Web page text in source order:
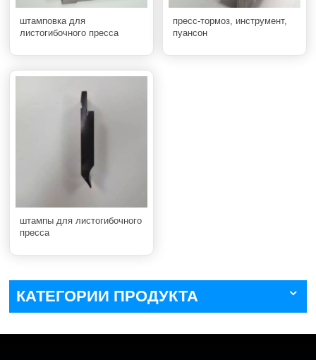
штамповка для
листогибочного пресса
пресс-тормоз, инструмент,
пуансон
штампы для листогибочного
пресса
КАТЕГОРИИ ПРОДУКТА